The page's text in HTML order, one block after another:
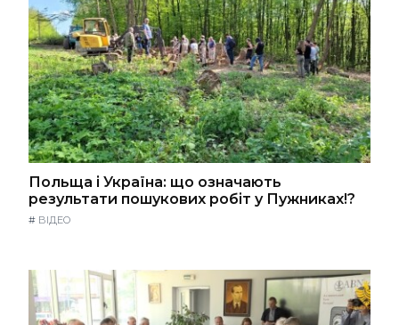
Польща і Україна: що означають
результати пошукових робіт у Пужниках!?
# ВІДЕО